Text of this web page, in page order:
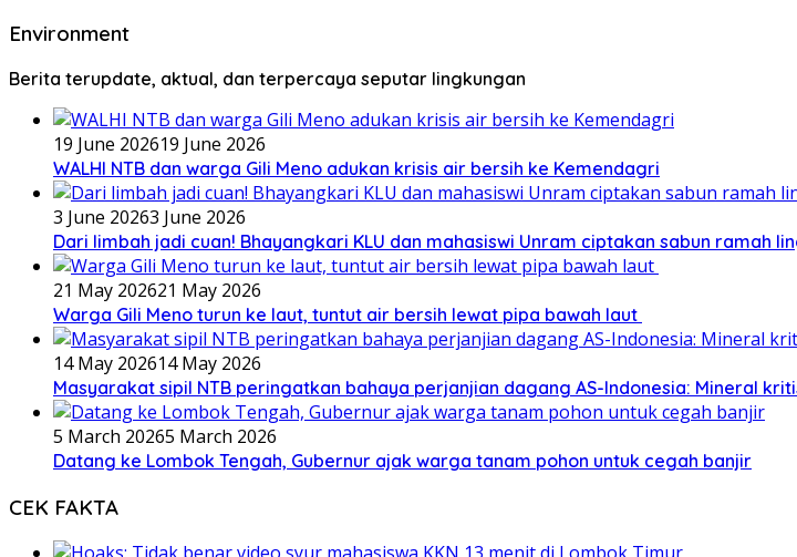
Environment
Berita terupdate, aktual, dan terpercaya seputar lingkungan
19 June 202619 June 2026
WALHI NTB dan warga Gili Meno adukan krisis air bersih ke Kemendagri
3 June 20263 June 2026
Dari limbah jadi cuan! Bhayangkari KLU dan mahasiswi Unram ciptakan sabun ramah
21 May 202621 May 2026
Warga Gili Meno turun ke laut, tuntut air bersih lewat pipa bawah laut
14 May 202614 May 2026
Masyarakat sipil NTB peringatkan bahaya perjanjian dagang AS-Indonesia: Mineral
5 March 20265 March 2026
Datang ke Lombok Tengah, Gubernur ajak warga tanam pohon untuk cegah banjir
CEK FAKTA